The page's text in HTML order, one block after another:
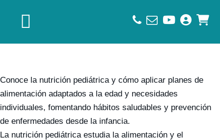
Conoce la nutrición pediátrica y cómo aplicar planes de
alimentación adaptados a la edad y necesidades
individuales, fomentando hábitos saludables y prevención
de enfermedades desde la infancia.
La nutrición pediátrica estudia la alimentación y el